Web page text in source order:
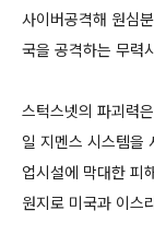
사이버공격해 원심
국을 공격하는 무력
스턱스넷의 파괴력
일 지멘스 시스템을
업시설에 막대한 피
원지로 미국과 이스